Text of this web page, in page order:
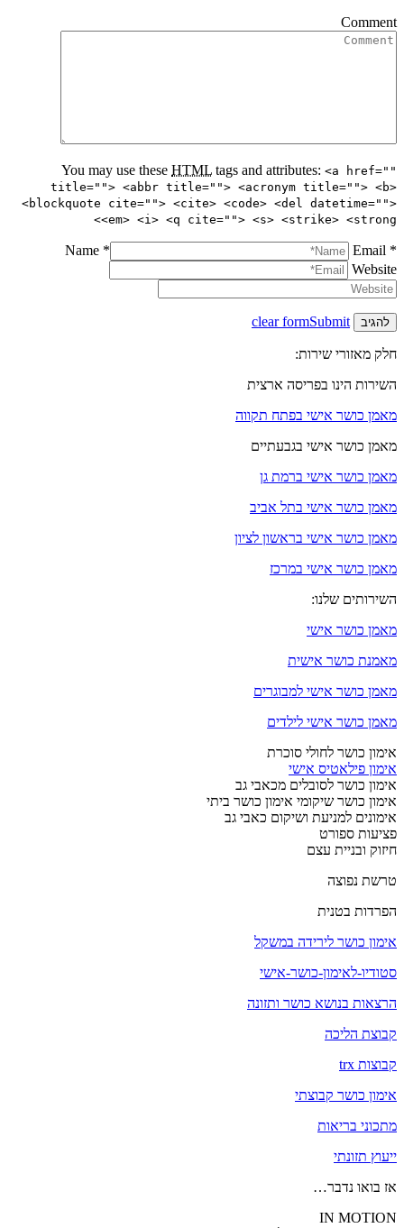
Comment
You may use these HTML tags and attributes: <a href=""
title=""> <abbr title=""> <acronym title=""> <b>
<blockquote cite=""> <cite> <code> <del datetime="">
<em> <i> <q cite=""> <s> <strike> <strong>
Name *
Email *
Website
clear formSubmit
חלק מאזורי שירות:
השירות הינו בפריסה ארצית
מאמן כושר אישי בפתח תקווה
מאמן כושר אישי בגבעתיים
מאמן כושר אישי ברמת גן
מאמן כושר אישי בתל אביב
מאמן כושר אישי בראשון לציון
מאמן כושר אישי במרכז
השירותים שלנו:
מאמן כושר אישי
מאמנת כושר אישית
מאמן כושר אישי למבוגרים
מאמן כושר אישי לילדים
אימון כושר לחולי סוכרת
אימון פילאטיס אישי
אימון כושר לסובלים מכאבי גב
אימון כושר שיקומי אימון כושר ביתי
אימונים למניעת ושיקום כאבי גב
פציעות ספורט
חיזוק ובניית עצם
טרשת נפוצה
הפרדות בטנית
אימון כושר לירידה במשקל
סטודיו-לאימון-כושר-אישי
הרצאות בנושא כושר ותזונה
קבוצת הליכה
קבוצות trx
אימון כושר קבוצתי
מתכוני בריאות
ייעוץ תזונתי
אז בואו נדבר…
IN MOTION